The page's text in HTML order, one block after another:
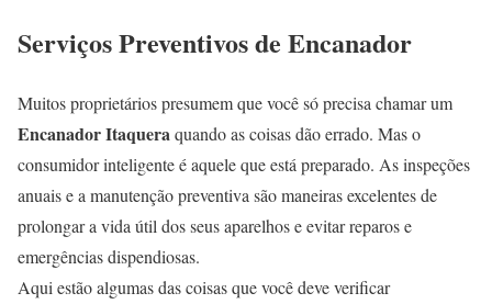
Serviços Preventivos de Encanador
Muitos proprietários presumem que você só precisa chamar um
Encanador Itaqueraquando as coisas dão errado. Mas o
consumidor inteligente é aquele que está preparado. As inspeções
anuais e a manutenção preventiva são maneiras excelentes de
prolongar a vida útil dos seus aparelhos e evitar reparos e
emergências dispendiosas.
Aqui estão algumas das coisas que você deve verificar